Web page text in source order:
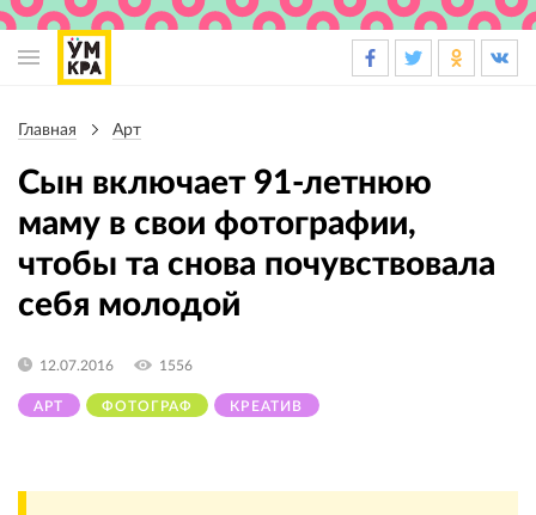
навигации
Главная Арт
Сын включает 91-летнюю
маму в свои фотографии,
чтобы та снова почувствовала
себя молодой
АРТ ФОТОГРАФ КРЕАТИВ
12.07.2016 1556